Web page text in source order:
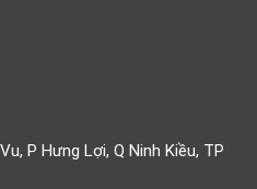
P Hưng Lợi, Q Ninh Kiều, TP